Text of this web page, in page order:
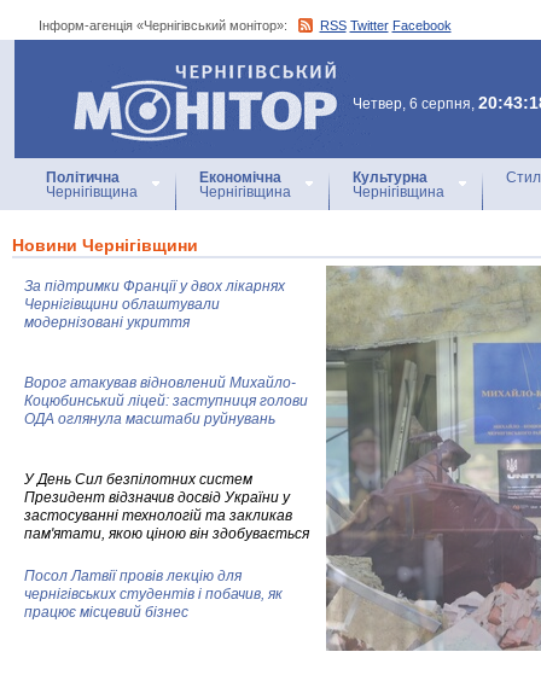
Інформ-агенція «Чернігівський монітор»: RSS Twitter Facebook
Інформ-агенція
«Чернігівський монітор»
Четвер, 6 серпня,
Політична
Чернігівщина
Економічна
Чернігівщина
Культурна
Чернігівщина
Новини Чернігівщини
За підтримки Франції у двох лікарнях
Чернігівщини облаштували
модернізовані укриття
Ворог атакував відновлений Михайло-
Коцюбинський ліцей: заступниця голови
ОДА оглянула масштаби руйнувань
У День Сил безпілотних систем
Президент відзначив досвід України у
застосуванні технологій та закликав
пам'ятати, якою ціною він здобувається
Посол Латвії провів лекцію для
чернігівських студентів і побачив, як
працює місцевий бізнес